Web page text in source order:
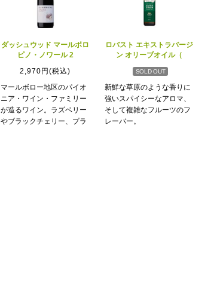
ダッシュウッド マールボロ
ピノ・ノワール 2
2,970円(税込)
マールボロー地区のパイオ
ニア・ワイン・ファミリー
が造るワイン。ラズベリー
やブラックチェリー、プラ
ロバスト エキストラバージ
ン オリーブオイル（
SOLD OUT
新鮮な草原のような香りに
強いスパイシーなアロマ、
そして複雑なフルーツのフ
レーバー。